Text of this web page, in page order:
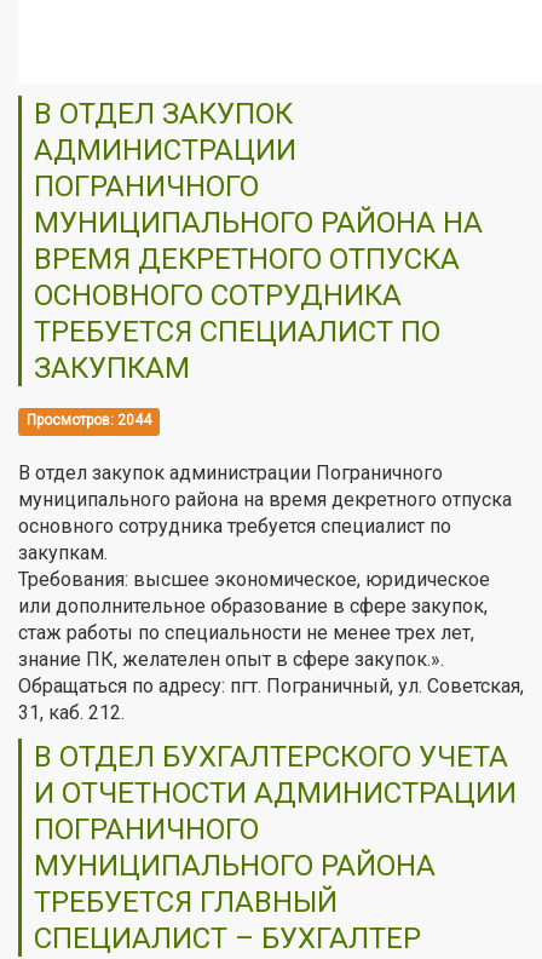
В ОТДЕЛ ЗАКУПОК
АДМИНИСТРАЦИИ
ПОГРАНИЧНОГО
МУНИЦИПАЛЬНОГО РАЙОНА НА
ВРЕМЯ ДЕКРЕТНОГО ОТПУСКА
ОСНОВНОГО СОТРУДНИКА
ТРЕБУЕТСЯ СПЕЦИАЛИСТ ПО
ЗАКУПКАМ
Просмотров: 2044
В отдел закупок администрации Пограничного
муниципального района на время декретного отпуска
основного сотрудника требуется специалист по
закупкам.
Требования: высшее экономическое, юридическое
или дополнительное образование в сфере закупок,
стаж работы по специальности не менее трех лет,
знание ПК, желателен опыт в сфере закупок.».
Обращаться по адресу: пгт. Пограничный, ул. Советская,
31, каб. 212.
В ОТДЕЛ БУХГАЛТЕРСКОГО УЧЕТА
И ОТЧЕТНОСТИ АДМИНИСТРАЦИИ
ПОГРАНИЧНОГО
МУНИЦИПАЛЬНОГО РАЙОНА
ТРЕБУЕТСЯ ГЛАВНЫЙ
СПЕЦИАЛИСТ – БУХГАЛТЕР